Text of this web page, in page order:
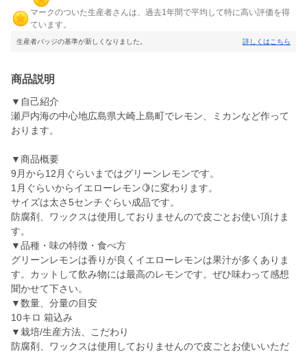
マークのついた生産者さんは、過去1年間で平均して特に高い評価を得
ています。
生産者バッジの基準が新しくなりました。 詳しくはこちら
商品説明
▼自己紹介
瀬戸内海の中心地広島県大崎上島町でレモン、ミカンなど作って
おります。
▼商品概要
9月から12月ぐらいまではグリーンレモンです。
1月ぐらいからイエローレモン🍋に変わります。
サイズは太さ5センチぐらい成品です。
防腐剤、ワックスは使用しておりませんので皮ごとお使い頂けま
す。
▼品種・味の特徴・食べ方
グリーンレモンは香りが良くイエローレモンは果汁が多くありま
す。カットして飲み物には最高のレモンです。ぜひ味わって感想
聞かせて下さい。
▼数量、分量の目安
10キロ 箱込み
▼栽培/生産方法、こだわり
防腐剤、ワックスは使用しておりませんので皮ごとお使いいただ